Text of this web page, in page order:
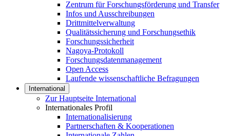
Zentrum für Forschungsförderung und Transfer
Infos und Ausschreibungen
Drittmittelverwaltung
Qualitätssicherung und Forschungsethik
Forschungssicherheit
Nagoya-Protokoll
Forschungsdatenmanagement
Open Access
Laufende wissenschaftliche Befragungen
International
Zur Hauptseite International
Internationales Profil
Internationalisierung
Partnerschaften & Kooperationen